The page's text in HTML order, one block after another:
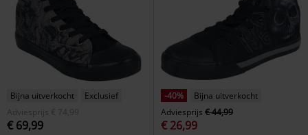
Bijna uitverkocht
Exclusief
Adviesprijs
€ 74,99
€ 69,99
-40%
Bijna uitverkocht
Adviesprijs € 44,99
€ 26,99